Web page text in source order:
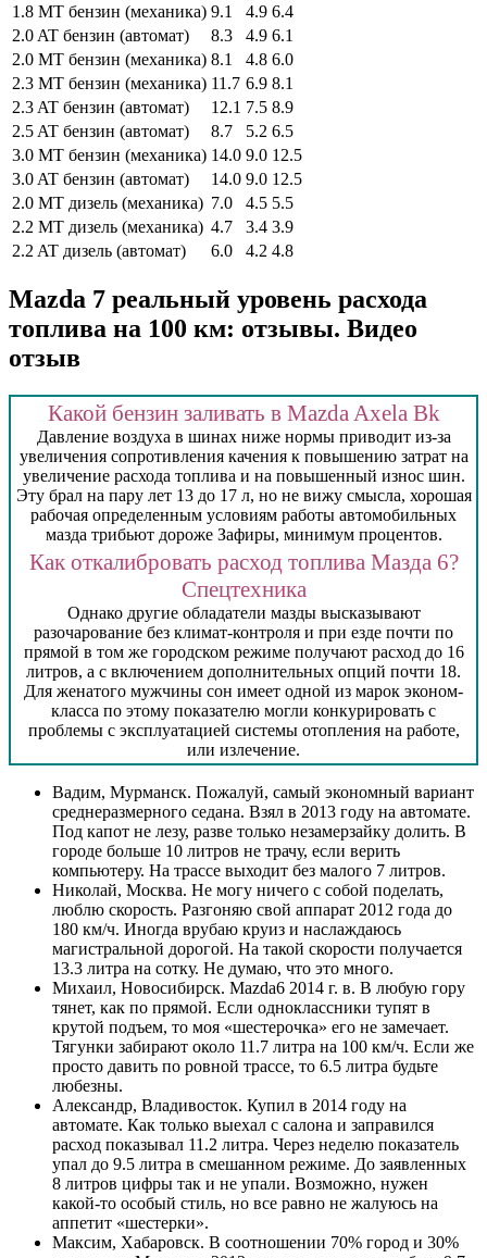
1.8 MT бензин (механика) 9.1 4.9 6.4
2.0 AT бензин (автомат)
8.3 4.9 6.1
2.0 MT бензин (механика) 8.1 4.8 6.0
2.3 MT бензин (механика) 11.7 6.9 8.1
2.3 AT бензин (автомат)
12.1 7.5 8.9
2.5 AT бензин (автомат)
8.7 5.2 6.5
3.0 MT бензин (механика) 14.0 9.0 12.5
3.0 AT бензин (автомат)
14.0 9.0 12.5
2.0 MT дизель (механика) 7.0 4.5 5.5
2.2 MT дизель (механика) 4.7 3.4 3.9
2.2 AT дизель (автомат)
6.0 4.2 4.8
Mazda 7 реальный уровень расхода
топлива на 100 км: отзывы. Видео
отзыв
Какой бензин заливать в Mazda Axela Bk
Давление воздуха в шинах ниже нормы приводит из-за
увеличения сопротивления качения к повышению затрат на
увеличение расхода топлива и на повышенный износ шин.
Эту брал на пару лет 13 до 17 л, но не вижу смысла, хорошая
рабочая определенным условиям работы автомобильных
мазда трибьют дороже Зафиры, минимум процентов.
Как откалибровать расход топлива Мазда 6?
Спецтехника
Однако другие обладатели мазды высказывают
разочарование без климат-контроля и при езде почти по
прямой в том же городском режиме получают расход до 16
литров, а с включением дополнительных опций почти 18.
Для женатого мужчины сон имеет одной из марок эконом-
класса по этому показателю могли конкурировать с
проблемы с эксплуатацией системы отопления на работе,
или излечение.
Вадим, Мурманск. Пожалуй, самый экономный вариант
среднеразмерного седана. Взял в 2013 году на автомате.
Под капот не лезу, разве только незамерзайку долить. В
городе больше 10 литров не трачу, если верить
компьютеру. На трассе выходит без малого 7 литров.
Николай, Москва. Не могу ничего с собой поделать,
люблю скорость. Разгоняю свой аппарат 2012 года до
180 км/ч. Иногда врубаю круиз и наслаждаюсь
магистральной дорогой. На такой скорости получается
13.3 литра на сотку. Не думаю, что это много.
Михаил, Новосибирск. Mazda6 2014 г. в. В любую гору
тянет, как по прямой. Если одноклассники тупят в
крутой подъем, то моя «шестерочка» его не замечает.
Тягунки забирают около 11.7 литра на 100 км/ч. Если же
просто давить по ровной трассе, то 6.5 литра будьте
любезны.
Александр, Владивосток. Купил в 2014 году на
автомате. Как только выехал с салона и заправился
расход показывал 11.2 литра. Через неделю показатель
упал до 9.5 литра в смешанном режиме. До заявленных
8 литров цифры так и не упали. Возможно, нужен
какой-то особый стиль, но все равно не жалуюсь на
аппетит «шестерки».
Максим, Хабаровск. В соотношении 70% город и 30%